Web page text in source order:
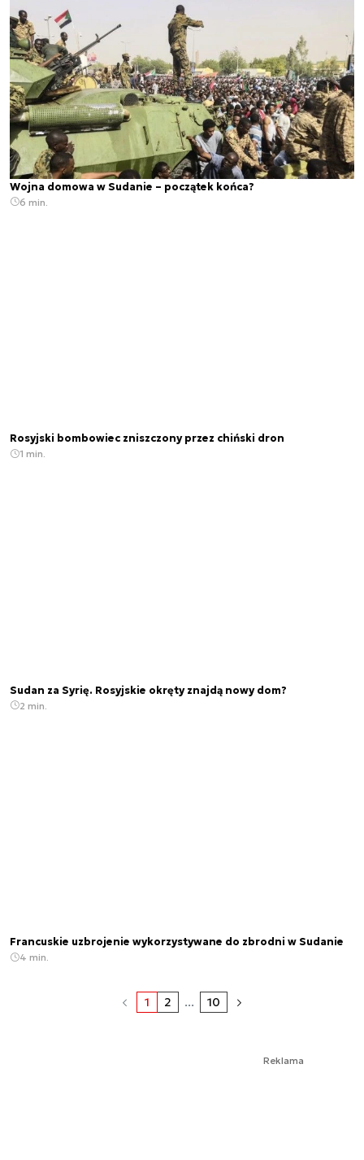
Wojna domowa w Sudanie – początek końca?
6 min.
Rosyjski bombowiec zniszczony przez chiński dron
1 min.
Sudan za Syrię. Rosyjskie okręty znajdą nowy dom?
2 min.
Francuskie uzbrojenie wykorzystywane do zbrodni w Sudanie
4 min.
1 2 ... 10
Reklama